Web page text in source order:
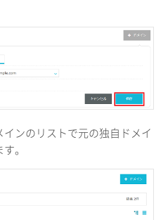
ンのリストで元の独自ドメイ
。